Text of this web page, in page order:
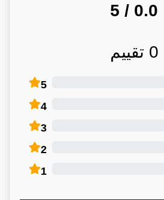
0.0
/ 5
0 تقييم
5
4
3
2
1